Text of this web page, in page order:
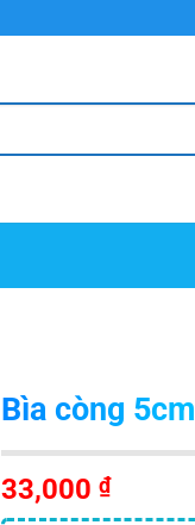
Bìa còng 5cm
33,000 ₫